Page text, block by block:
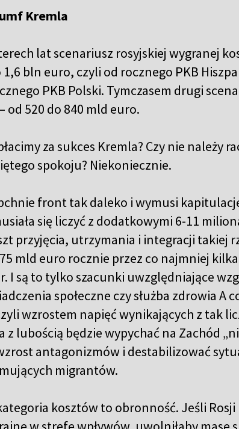
Kremla
lat scenariusz rosyjskiej wygranej
1,6 bln euro, czyli od rocznego PKB
PKB Polski. Tymczasem drugi
od 520 do 840 mld euro.
za sukces Kremla? Czy nie należy
spokoju? Niekoniecznie.
front tak daleko i wymusi
się liczyć z dodatkowymi 6-11
przyjęcia, utrzymania i integracji takiej
mld euro rocznie przez co najmniej
I są to tylko szacunki uwzględniające
społeczne czy służba zdrowia A
wzrostem napięć wynikających z tak
z lubością będzie wypychać na Zachód
antagonizmów i destabilizować
migrantów.
kosztów to obronność. Jeśli Rosji